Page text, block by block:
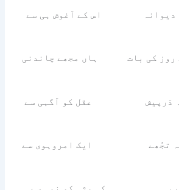
دیوانہ اس کے آغوش ہی سے
روز کی بات ہاں مجھے چاندنی
دَرپیش عقل کو آگہی سے
کہ تجُھے ایک امروہوی سے